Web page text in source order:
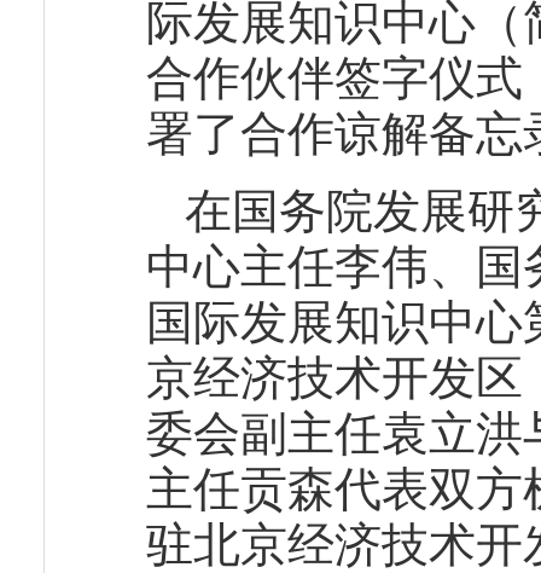
际发展知识中心（
合作伙伴签字仪
署了合作谅解备忘
在国务院发展研
中心主任李伟、
国际发展知识中
京经济技术开发区
委会副主任袁立
主任贡森代表双
驻北京经济技术